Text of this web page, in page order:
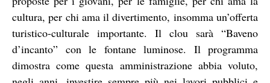
cultura, per chi ama il divertimento, insomma un’offerta
turistico-culturale importante. Il clou sarà “Baveno
d’incanto” con le fontane luminose. Il programma
dimostra come questa amministrazione abbia voluto,